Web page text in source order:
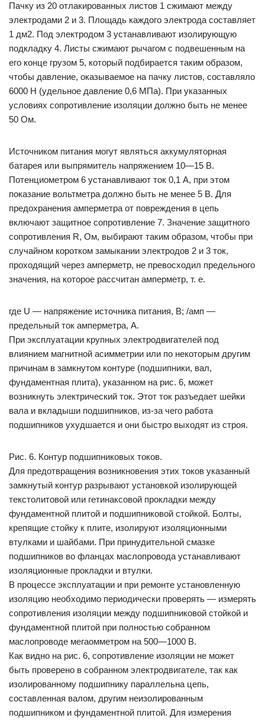
Пачку из 20 отлакированных листов 1 сжимают между
электродами 2 и 3. Площадь каждого электрода составляет
1 дм2. Под электродом 3 устанавливают изолирующую
подкладку 4. Листы сжимают рычагом с подвешенным на
его конце грузом 5, который подбирается таким образом,
чтобы давление, оказываемое на пачку листов, составляло
6000 Н (удельное давление 0,6 МПа). При указанных
условиях сопротивление изоляции должно быть не менее
50 Ом.
Источником питания могут являться аккумуляторная
батарея или выпрямитель напряжением 10—15 В.
Потенциометром 6 устанавливают ток 0,1 А, при этом
показание вольтметра должно быть не менее 5 В. Для
предохранения амперметра от повреждения в цепь
включают защитное сопротивление 7. Значение защитного
сопротивления R, Ом, выбирают таким образом, чтобы при
случайном коротком замыкании электродов 2 и 3 ток,
проходящий через амперметр, не превосходил предельного
значения, на которое рассчитан амперметр, т. е.
где U — напряжение источника питания, В; /амп —
предельный ток амперметра, А.
При эксплуатации крупных электродвигателей под
влиянием магнитной асимметрии или по некоторым другим
причинам в замкнутом контуре (подшипники, вал,
фундаментная плита), указанном на рис. 6, может
возникнуть электрический ток. Этот ток разъедает шейки
вала и вкладыши подшипников, из-за чего работа
подшипников ухудшается и они быстро выходят из строя.
Рис. 6. Контур подшипниковых токов.
Для предотвращения возникновения этих токов указанный
замкнутый контур разрывают установкой изолирующей
текстолитовой или гетинаксовой прокладки между
фундаментной плитой и подшипниковой стойкой. Болты,
крепящие стойку к плите, изолируют изоляционными
втулками и шайбами. При принудительной смазке
подшипников во фланцах маслопровода устанавливают
изоляционные прокладки и втулки.
В процессе эксплуатации и при ремонте установленную
изоляцию необходимо периодически проверять — измерять
сопротивления изоляции между подшипниковой стойкой и
фундаментной плитой при полностью собранном
маслопроводе мегаомметром на 500—1000 В.
Как видно на рис. 6, сопротивление изоляции не может
быть проверено в собранном электродвигателе, так как
изолированному подшипнику параллельна цепь,
составленная валом, другим неизолированным
подшипником и фундаментной плитой. Для измерения